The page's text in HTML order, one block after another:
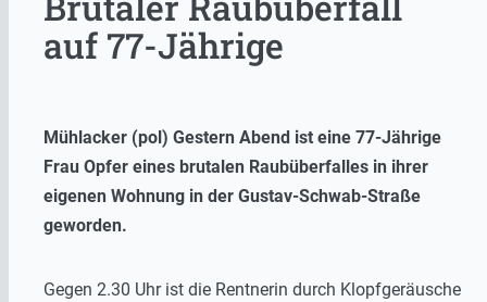
auf 77-Jährige
Mühlacker (pol) Gestern Abend ist eine 77-Jährige
Frau Opfer eines brutalen Raubüberfalles in ihrer
eigenen Wohnung in der Gustav-Schwab-Straße
geworden.
Gegen 2.30 Uhr ist die Rentnerin durch Klopfgeräusche